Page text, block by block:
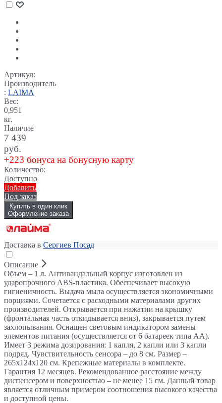
Артикул:
Производитель
: LAIMA
Вес:
0,951
кг.
Наличие
7 439
руб.
+223 бонуса на бонусную карту
Количество:
Доступно
Добавить
Под заказ
Купить в один клик
Оформление заказа
Доставка в Сергиев Посад
Описание
Объем – 1 л. Антивандальный корпус изготовлен из
ударопрочного ABS-пластика. Обеспечивает высокую
гигиеничность. Выдача мыла осуществляется экономичными
порциями. Сочетается с расходными материалами других
производителей. Открывается при нажатии на крышку
(фронтальная часть откидывается вниз), закрывается путем
захлопывания. Оснащен световым индикатором замены
элементов питания (осуществляется от 6 батареек типа АА).
Имеет 3 режима дозирования: 1 капля, 2 капли или 3 капли
подряд. Чувствительность сенсора – до 8 см. Размер –
265х124х120 см. Крепежные материалы в комплекте.
Гарантия 12 месяцев. Рекомендованное расстояние между
диспенсером и поверхностью – не менее 15 см. Данный товар
является отличным примером соотношения высокого качества
и доступной цены.